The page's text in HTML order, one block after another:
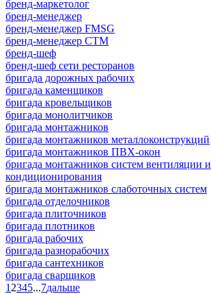
бренд-маркетолог
бренд-менеджер
бренд-менеджер FMSG
бренд-менеджер СТМ
бренд-шеф
бренд-шеф сети ресторанов
бригада дорожных рабочих
бригада каменщиков
бригада кровельщиков
бригада монолитчиков
бригада монтажников
бригада монтажников металлоконструкций
бригада монтажников ПВХ-окон
бригада монтажников систем вентиляции и
кондиционирования
бригада монтажников слаботочных систем
бригада отделочников
бригада плиточников
бригада плотников
бригада рабочих
бригада разнорабочих
бригада сантехников
бригада сварщиков
1 2345...7дальше